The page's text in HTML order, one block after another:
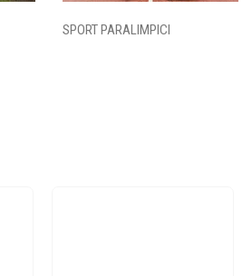
SPORT PARALIMPICI